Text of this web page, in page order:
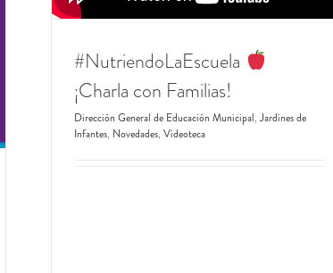
#NutriendoLaEscuela
¡Charla con Familias!
Dirección General de Educación Municipal, Jardines de
Infantes, Novedades, Videoteca